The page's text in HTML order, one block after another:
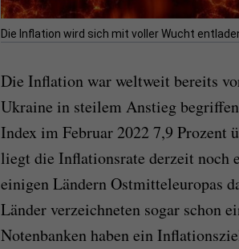
Die Inflation wird sich mit voller Wucht
Die Inflation war weltweit bereits
Ukraine in steilem Anstieg
Index im Februar 2022 7,9 Prozent
liegt die Inflationsrate derzeit noch
einigen Ländern Ostmitteleuropas
Länder verzeichneten sogar schon
Notenbanken haben ein